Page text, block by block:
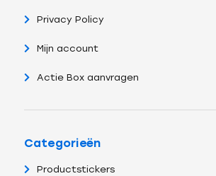
Privacy Policy
Mijn account
Actie Box aanvragen
Categorieën
Productstickers